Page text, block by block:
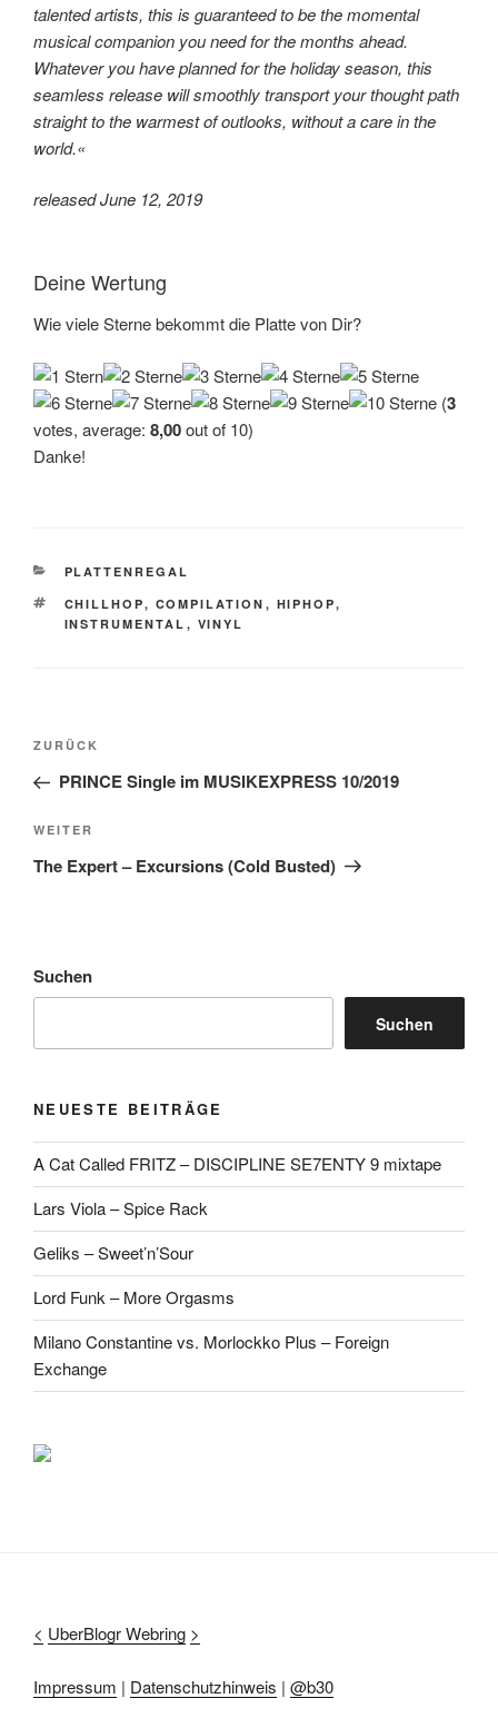
talented artists, this is guaranteed to be the momental
musical companion you need for the months ahead.
Whatever you have planned for the holiday season, this
seamless release will smoothly transport your thought path
straight to the warmest of outlooks, without a care in the
world.«
released June 12, 2019
Deine Wertung
Wie viele Sterne bekommt die Platte von Dir?
(3
votes, average: 8,00out of 10)
Danke!
KATEGORIEN
PLATTENREGAL
SCHLAGWÖRTER
CHILLHOP, COMPILATION , HIPHOP,
INSTRUMENTAL , VINYL
Beitragsnavigation
Vorheriger
Beitrag
ZURÜCK
PRINCE Single im MUSIKEXPRESS 10/2019
Nächster
Beitrag
WEITER
The Expert – Excursions (Cold Busted)
Suchen
Suchen
NEUESTE BEITRÄGE
A Cat Called FRITZ – DISCIPLINE SE7ENTY 9 mixtape
Lars Viola – Spice Rack
Geliks – Sweet’n’Sour
Lord Funk – More Orgasms
Milano Constantine vs. Morlockko Plus – Foreign
Exchange
< UberBlogr Webring >
Impressum | Datenschutzhinweis | @b30